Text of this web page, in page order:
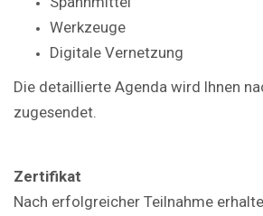
Werkzeuge
Digitale Vernetzung
Die detaillierte Agenda wird Ihnen
zugesendet.
Zertifikat
Nach erfolgreicher Teilnahme